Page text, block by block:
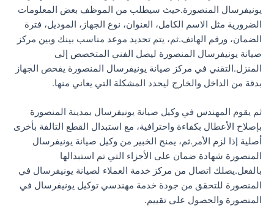
يونيفرسال المنصورة.حيث سيطلب من الموظف بعض المعلومات
الضرورية مثل الاسم الكامل، العنوان، نوع الجهاز، الموديل، فترة
الضمان، ورقم الهاتف.ثم، يتم تحديد موعد مناسب بينك وبين مركز
صيانة يونيفرسال المنصورة ليصل الفني المتخصص إلى
المنزل.التقني في مركز صيانة يونيفرسال المنصورة يفحص الجهاز
بدقة من الداخل والخارج ليحدد المشكلة التي يعاني منها.
ثم يقوم المهندس في وكيل صيانة يونيفرسال بمدينة المنصورة
بإصلاح الأعطال بكفاءة واحترافية، مع استبدال القطع التالفة بأخرى
أصلية إذا لزم الأمر.ثم، يمنح الخبير من وكيل صيانة يونيفرسال
المنصورة شهادة ضمان على الأجزاء التي تم استبدالها
بالفعل.يصلك اتصال من مركز خدمة العملاء لصيانة يونيفرسال في
المنصورة للتحقق من جودة خدمة مهندسي توكيل يونيفرسال في
المنصورة والحصول على تقييم.